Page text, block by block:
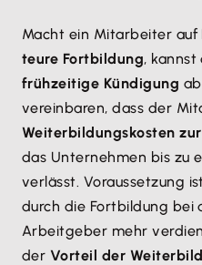
Macht ein Mitarbeiter auf
teure Fortbildung,
frühzeitige Kündigung
vereinbaren, dass der
Weiterbildungskosten
das Unternehmen bis zu
verlässt. Voraussetzung
durch die Fortbildung bei
Arbeitgeber mehr
der Vorteil der